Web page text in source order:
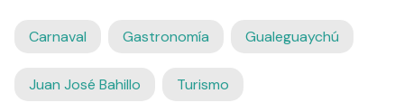
Carnaval Gastronomía Gualeguaychú
Juan José Bahillo Turismo